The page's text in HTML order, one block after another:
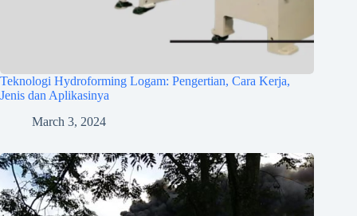
Teknologi Hydroforming Logam: Pengertian, Cara Kerja,
Jenis dan Aplikasinya
March 3, 2024